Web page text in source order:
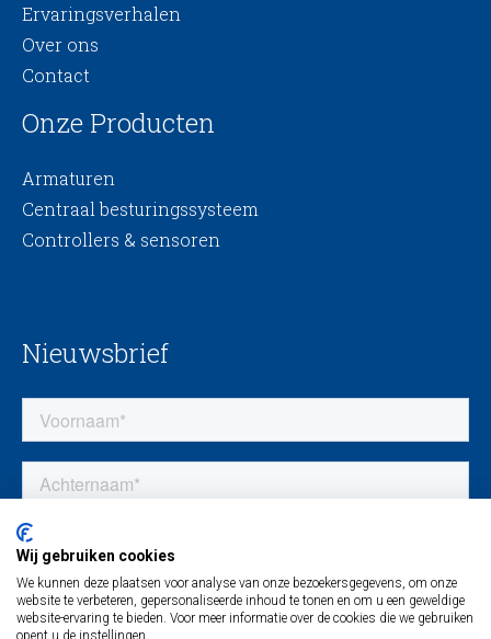
Ervaringsverhalen
Over ons
Contact
Onze Producten
Armaturen
Centraal besturingssysteem
Controllers & sensoren
Nieuwsbrief
Wij gebruiken cookies
We kunnen deze plaatsen voor analyse van onze bezoekersgegevens, om onze
website te verbeteren, gepersonaliseerde inhoud te tonen en om u een geweldige
website-ervaring te bieden. Voor meer informatie over de cookies die we gebruiken
opent u de instellingen.